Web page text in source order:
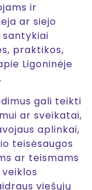
ir
ar siejo
praktikos,
Ligoninėje
gali teikti
ar sveikatai,
aplinkai,
teisėsaugos
ar teismams
viešųjų